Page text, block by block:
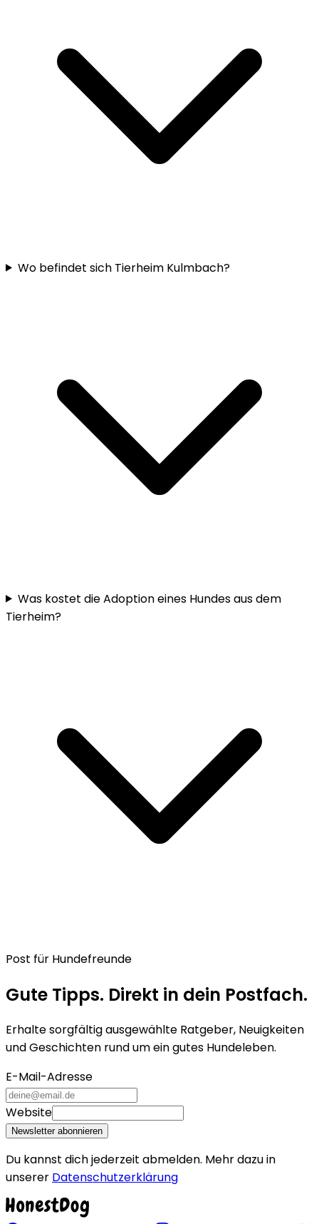
Wo befindet sich Tierheim Kulmbach?
Was kostet die Adoption eines Hundes aus dem
Tierheim?
Post für Hundefreunde
Gute Tipps. Direkt in dein Postfach.
Erhalte sorgfältig ausgewählte Ratgeber, Neuigkeiten
und Geschichten rund um ein gutes Hundeleben.
E-Mail-Adresse
Website
Newsletter abonnieren
Du kannst dich jederzeit abmelden. Mehr dazu in
unserer Datenschutzerklärung